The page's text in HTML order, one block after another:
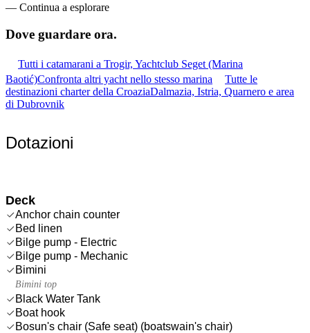
— Continua a esplorare
Dove guardare ora.
Tutti i catamarani a Trogir, Yachtclub Seget (Marina
Baotić)Confronta altri yacht nello stesso marina
Tutte le
destinazioni charter della CroaziaDalmazia, Istria, Quarnero e area
di Dubrovnik
Dotazioni
Deck
Anchor chain counter
Bed linen
Bilge pump - Electric
Bilge pump - Mechanic
Bimini
Bimini top
Black Water Tank
Boat hook
Bosun's chair (Safe seat) (boatswain's chair)